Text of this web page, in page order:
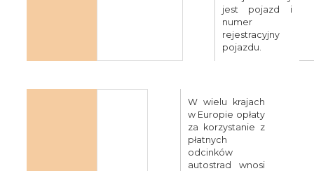
jest pojazd i
numer
rejestracyjny
pojazdu.
W wielu krajach
w Europie opłaty
za korzystanie z
płatnych
odcinków
autostrad wnosi